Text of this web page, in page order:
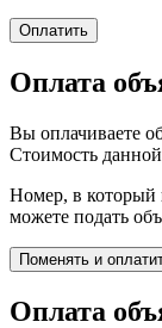
Оплата
Вы оплачиваете
Стоимость
Номер, в
можете подать
Оплата